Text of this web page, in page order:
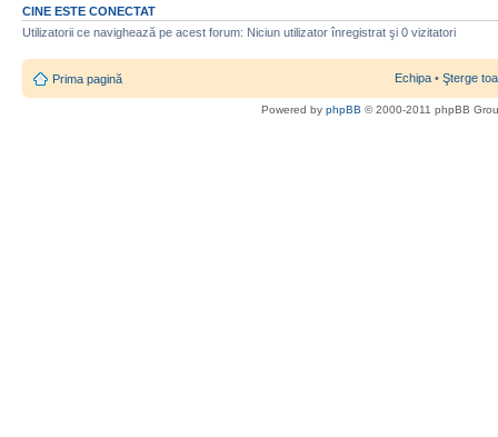
CINE ESTE CONECTAT
Utilizatorii ce navighează pe acest forum: Niciun utilizator înregistrat şi 0 vizitatori
Prima pagină Echipa • Şterge
Powered by phpBB © 2000-2011 phpBB